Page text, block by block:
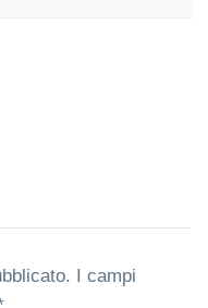
I campi